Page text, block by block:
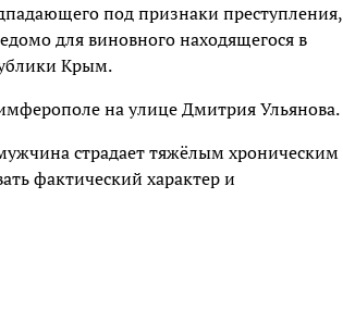
под признаки преступления,
для виновного находящегося в
Крым.
на улице Дмитрия Ульянова.
страдает тяжёлым хроническим
фактический характер и